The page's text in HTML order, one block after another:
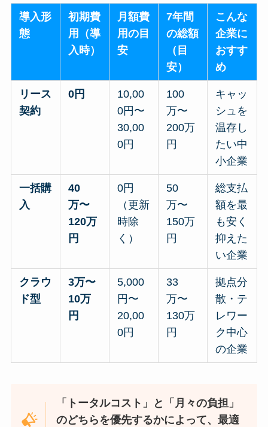
導入形
態
初期費
用（導
入時）
月額費
用の目
安
7年間
の総額
（目
安）
こんな
企業に
おすす
め
リース
契約
0円
10,00
0円〜
30,00
0円
100
万〜
200万
円
キャッ
シュを
温存し
たい中
小企業
一括購
入
40
万〜
120万
円
0円
（更新
時除
く）
50
万〜
150万
円
総支払
額を最
も安く
抑えた
い企業
クラウ
ド型
3万〜
10万
円
5,000
円〜
20,00
0円
33
万〜
130万
円
拠点分
散・テ
レワー
ク中心
の企業
「トータルコスト」と「月々の負担」
のどちらを優先するかによって、最適